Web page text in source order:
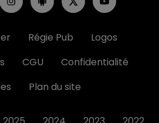
Régie Pub
Logos
CGU
Confidentialité
Plan du site